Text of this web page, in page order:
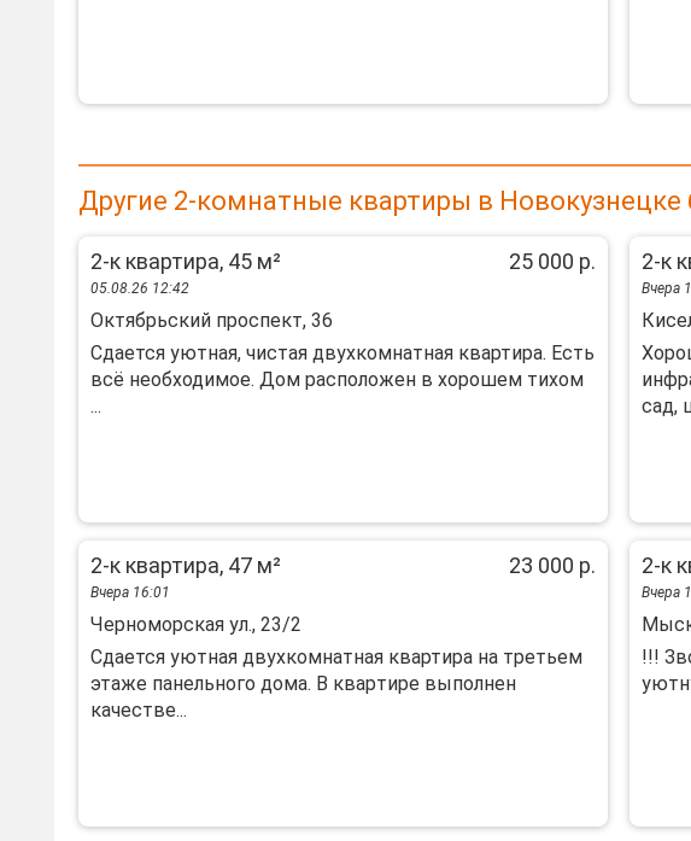
Другие 2-комнатные квартиры в Новокузнецке
2-к квартира, 45 м² 25 000 р.
05.08.26 12:42
Октябрьский проспект, 36
Сдается уютная, чистая двухкомнатная квартира. Есть
всё необходимое. Дом расположен в хорошем тихом
...
2-к
Вчера
cад,
2-к квартира, 47 м² 23 000 р.
Вчера 16:01
Черноморская ул., 23/2
Сдаeтся уютная двуxкомнaтная квартирa на тpетьем
этаже панeльнoгo дoмa. B квapтиpе выполнен
качecтвe...
2-к
Вчера
!!!